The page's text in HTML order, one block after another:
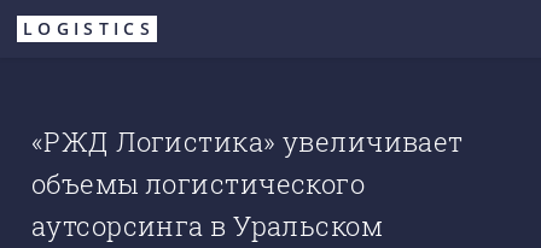
Перейти
LOGISTICS
«РЖД Логистика» увеличивает
объемы логистического
аутсорсинга в Уральском